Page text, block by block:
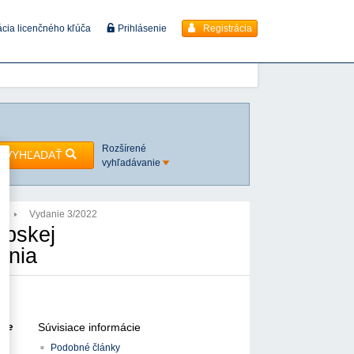
licenčného kľúča Prihlásenie Registrácia
VYHĽADAŤ
Rozšírené
vyhľadávanie
Vydanie 3/2022
Súvisiace informácie
Podobné články